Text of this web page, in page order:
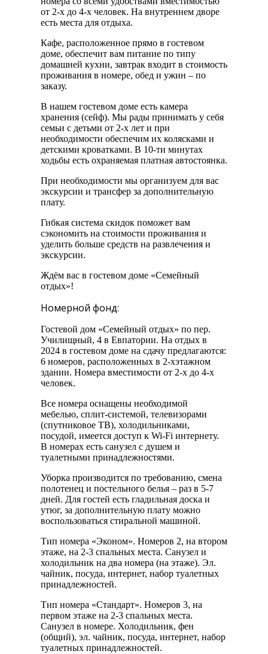
от 2-х до 4-х человек. На внутреннем дворе
есть места для отдыха.
Кафе, расположенное прямо в гостевом
доме, обеспечит вам питание по типу
домашней кухни, завтрак входит в стоимость
проживания в номере, обед и ужин – по
заказу.
В нашем гостевом доме есть камера
хранения (сейф). Мы рады принимать у себя
семьи с детьми от 2-х лет и при
необходимости обеспечим их колясками и
детскими кроватками. В 10-ти минутах
ходьбы есть охраняемая платная автостоянка.
При необходимости мы организуем для вас
экскурсии и трансфер за дополнительную
плату.
Гибкая система скидок поможет вам
сэкономить на стоимости проживания и
уделить больше средств на развлечения и
экскурсии.
Ждём вас в гостевом доме «Семейный
отдых»!
Номерной фонд:
Гостевой дом «Семейный отдых» по пер.
Училищный, 4 в Евпатории. На отдых в
2024 в гостевом доме на сдачу предлагаются:
6 номеров, расположенных в 2-хэтажном
здании. Номера вместимости от 2-х до 4-х
человек.
Все номера оснащены необходимой
мебелью, сплит-системой, телевизорами
(спутниковое ТВ), холодильниками,
посудой, имеется доступ к Wi-Fi интернету.
В номерах есть санузел с душем и
туалетными принадлежностями.
Уборка производится по требованию, смена
полотенец и постельного белья – раз в 5-7
дней. Для гостей есть гладильная доска и
утюг, за дополнительную плату можно
воспользоваться стиральной машиной.
Тип номера «Эконом». Номеров 2, на втором
этаже, на 2-3 спальных места. Санузел и
холодильник на два номера (на этаже). Эл.
чайник, посуда, интернет, набор туалетных
принадлежностей.
Тип номера «Стандарт». Номеров 3, на
первом этаже на 2-3 спальных места.
Санузел в номере. Холодильник, фен
(общий), эл. чайник, посуда, интернет, набор
туалетных принадлежностей.